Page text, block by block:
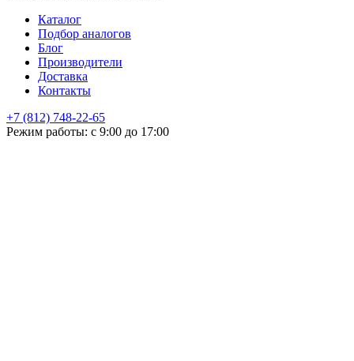
Каталог
Подбор аналогов
Блог
Производители
Доставка
Контакты
+7 (812) 748-22-65
Режим работы: с 9:00 до 17:00
НЕ НАШЛИ ЧТО ИСКАЛИ